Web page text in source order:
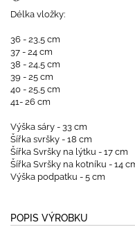
Délka vložky:
36 - 23,5 cm
37 - 24 cm
38 - 24,5 cm
39 - 25 cm
40 - 25,5 cm
41- 26 cm
Výška sáry - 33 cm
Šířka svršky - 18 cm
Šířka Svršky na lýtku - 17 cm
Šířka Svršky na kotníku - 14
Výška podpatku - 5 cm
POPIS VÝROBKU